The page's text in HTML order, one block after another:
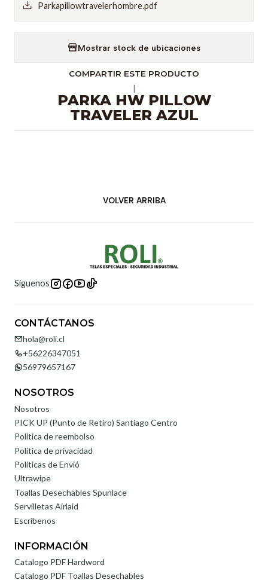
Parkapillowtravelerhombre.pdf
Mostrar stock de ubicaciones
COMPARTIR ESTE PRODUCTO
PARKA HW PILLOW
TRAVELER AZUL
VOLVER ARRIBA
Síguenos
CONTÁCTANOS
hola@roli.cl
+56226347051
56979657167
NOSOTROS
Nosotros
PICK UP (Punto de Retiro) Santiago Centro
Politica de reembolso
Política de privacidad
Políticas de Envió
Ultrawipe
Toallas Desechables Spunlace
Servilletas Airlaid
Escríbenos
INFORMACIÓN
Catalogo PDF Hardword
Catalogo PDF Toallas Desechables